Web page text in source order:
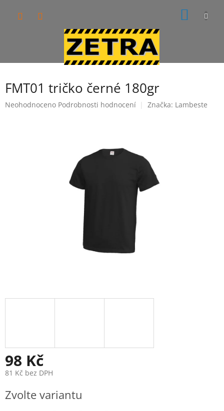
FMT01 tričko černé 180gr
Průměrné
Neohodnoceno Podrobnosti hodnocení Značka: Lambeste
98 Kč
81 Kč bez DPH
cena:
Zvolte variantu